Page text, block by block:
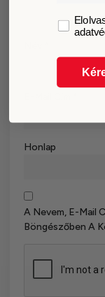
Honlap
A Nevem, E-Mail
Böngészőben A
GDPR